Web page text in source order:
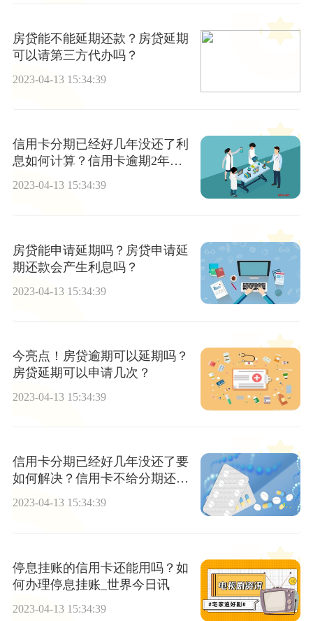
房贷能不能延期还款？房贷延期
可以请第三方代办吗？
2023-04-13 15:34:39
信用卡分期已经好几年没还了利
息如何计算？信用卡逾期2年可
以分期还吗-全球报资讯
2023-04-13 15:34:39
房贷能申请延期吗？房贷申请延
期还款会产生利息吗？
2023-04-13 15:34:39
今亮点！房贷逾期可以延期吗？
房贷延期可以申请几次？
2023-04-13 15:34:39
信用卡分期已经好几年没还了要
如何解决？信用卡不给分期还不
起怎么办_世界焦点
2023-04-13 15:34:39
停息挂账的信用卡还能用吗？如
何办理停息挂账_世界今日讯
2023-04-13 15:34:39